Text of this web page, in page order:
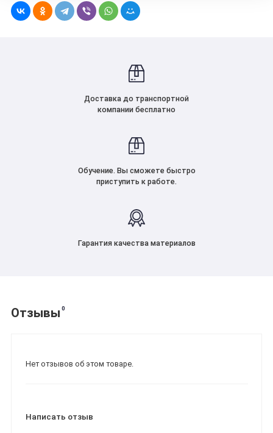
Доставка до транспортной
компании бесплатно
Обучение. Вы сможете быстро
приступить к работе.
Гарантия качества материалов
Отзывы 0
Нет отзывов об этом товаре.
Написать отзыв